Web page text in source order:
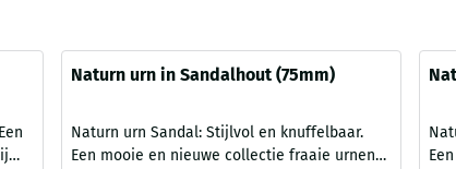
Naturn urn in Sandalhout (75mm)
Naturn urn Sandal: Stijlvol en knuffelbaar.
Een mooie en nieuwe collectie fraaie urnen